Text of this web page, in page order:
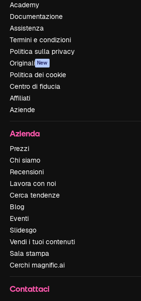
Academy
Documentazione
Assistenza
Termini e condizioni
Politica sulla privacy
Originali New
Politica dei cookie
Centro di fiducia
Affiliati
Aziende
Azienda
Prezzi
Chi siamo
Recensioni
Lavora con noi
Cerca tendenze
Blog
Eventi
Slidesgo
Vendi i tuoi contenuti
Sala stampa
Cerchi magnific.ai
Contattaci